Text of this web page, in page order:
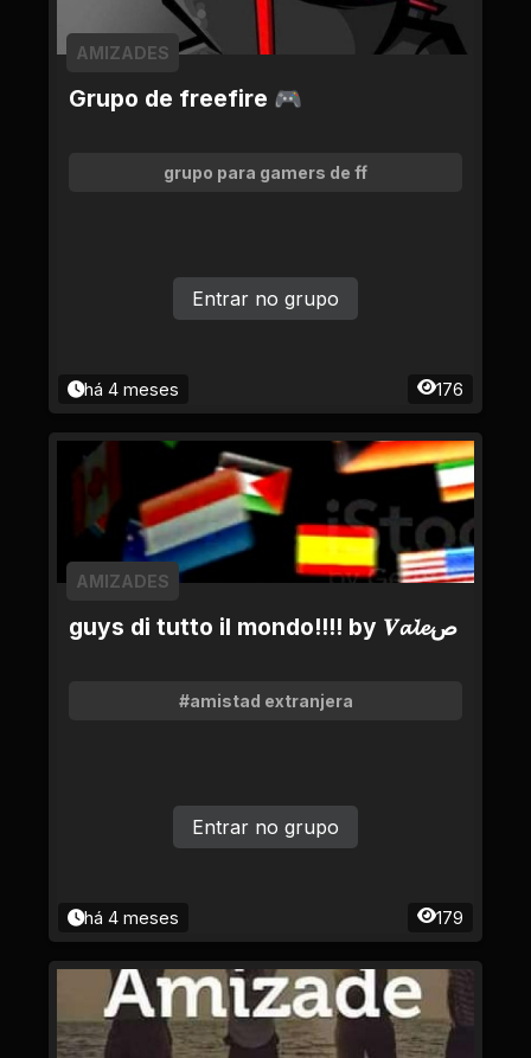
Grupo de freefire 🎮
AMIZADES
grupo para gamers de ff
há 4 meses 176
Entrar no grupo
guys di tutto il mondo!!!! by 𝑽𝓪𝓵𝓮ص
AMIZADES
#amistad extranjera
há 4 meses 179
Entrar no grupo